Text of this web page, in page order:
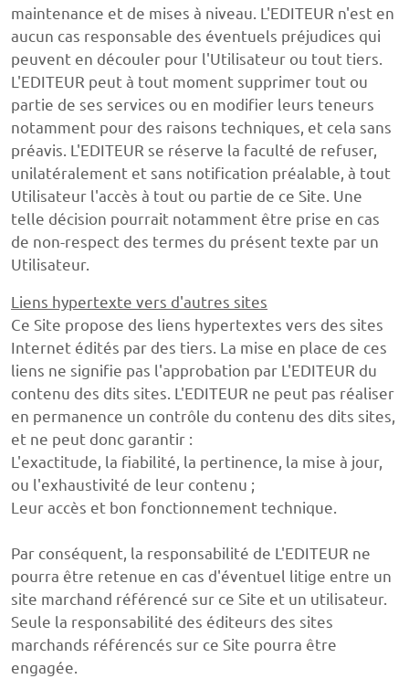
maintenance et de mises à niveau. L'EDITEUR n'est en
aucun cas responsable des éventuels préjudices qui
peuvent en découler pour l'Utilisateur ou tout tiers.
L'EDITEUR peut à tout moment supprimer tout ou
partie de ses services ou en modifier leurs teneurs
notamment pour des raisons techniques, et cela sans
préavis. L'EDITEUR se réserve la faculté de refuser,
unilatéralement et sans notification préalable, à tout
Utilisateur l'accès à tout ou partie de ce Site. Une
telle décision pourrait notamment être prise en cas
de non-respect des termes du présent texte par un
Utilisateur.
Liens hypertexte vers d'autres sites
Ce Site propose des liens hypertextes vers des sites
Internet édités par des tiers. La mise en place de ces
liens ne signifie pas l'approbation par L'EDITEUR du
contenu des dits sites. L'EDITEUR ne peut pas réaliser
en permanence un contrôle du contenu des dits sites,
et ne peut donc garantir :
L'exactitude, la fiabilité, la pertinence, la mise à jour,
ou l'exhaustivité de leur contenu ;
Leur accès et bon fonctionnement technique.
Par conséquent, la responsabilité de L'EDITEUR ne
pourra être retenue en cas d'éventuel litige entre un
site marchand référencé sur ce Site et un utilisateur.
Seule la responsabilité des éditeurs des sites
marchands référencés sur ce Site pourra être
engagée.